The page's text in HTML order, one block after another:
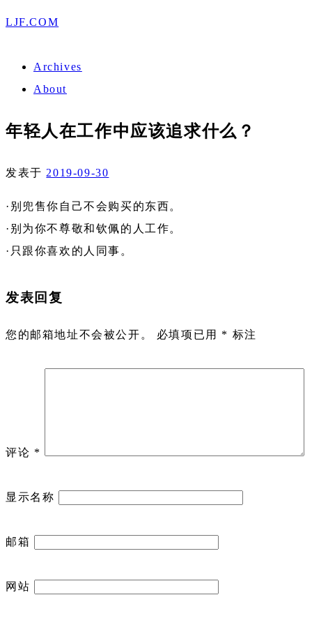
LJF.COM
Archives
About
年轻人在工作中应该追求什么？
发表于 2019-09-30
·别兜售你自己不会购买的东西。
·别为你不尊敬和钦佩的人工作。
·只跟你喜欢的人同事。
发表回复
您的邮箱地址不会被公开。 必填项已用 * 标注
评论 *
显示名称
邮箱
网站